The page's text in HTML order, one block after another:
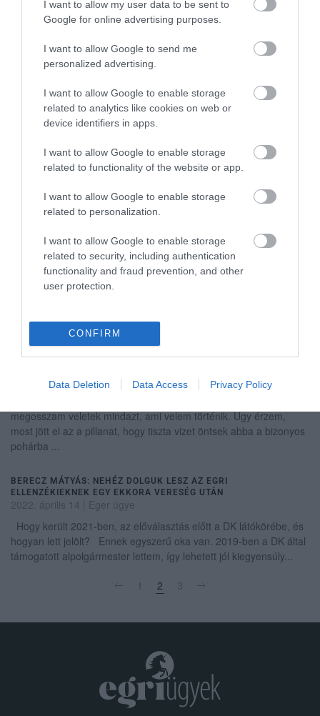
I want to allow my user data to be sent to
Google for online advertising purposes.
I want to allow Google to send me
personalized advertising.
I want to allow Google to enable storage
related to analytics like cookies on web or
device identifiers in apps.
I want to allow Google to enable storage
related to functionality of the website or app.
I want to allow Google to enable storage
related to personalization.
I want to allow Google to enable storage
related to security, including authentication
functionality and fraud prevention, and other
user protection.
CONFIRM
Data Deletion Data Access Privacy Policy
2022. március 31|Mindenki ügye
Speciálba! – így szelfizett Orbán Viktorral Grófo-Kozák László,
vagyis Kis Grófo a Karmelitában. A közös fotót már tegnap
megosztotta a miniszterelnök a közösségi oldalán, most azonban
BEEMELTÉK AZ ELLENZÉKI KAMPÁNYBA A SZÉKET, AMELYRŐL
ORBÁN EGERBEN IS SZÓNOKOLT
2022. április 01|Mindenki ügye
Márki-Zay Péterhez hasonlóan Orbán Viktor is az országot járta
az utóbbi időben, azonban ellenzéki kihívójával ellentétben a
kormány...
EGYMÁSRÓL BESZÉL A KÉT NAGY TÖMB
2022. április 01| Mindenki ügye
Talán kimondható, hogy a 2022-es kampány nem verte az embert
a földhöz, ami egészen meglepő azt nézve, hogy négy évvel
hogy a férf...
TÓTH GABI: NEM KELLETT MEGVENNIÜK, MINDIG IS EZ VOLT A
2022. április 07 | Mindenki ügye
megosszam veletek mindazt, ami velem történik. Úgy érzem,
most jött el az a pillanat, hogy tiszta vizet öntsek abba a bizonyos
pohárba ...
BERECZ MÁTYÁS: NEHÉZ DOLGUK LESZ AZ EGRI
ELLENZÉKIEKNEK EGY EKKORA VERESÉG UTÁN
2022. április 14
Eger ügye
Hogy került 2021-ben, az előválasztás előtt a DK látókörébe, és
hogyan lett jelölt? Ennek egyszerű oka van. 2019-ben a DK által
támogatott alpolgármester lettem, így lehetett jól kiegyensúly...
2 3